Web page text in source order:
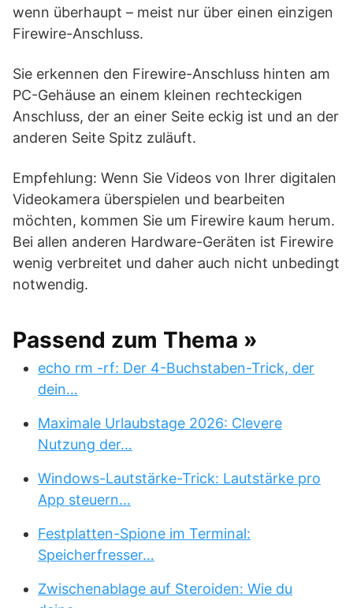
wenn überhaupt – meist nur über einen einzigen
Firewire-Anschluss.
Sie erkennen den Firewire-Anschluss hinten am
PC-Gehäuse an einem kleinen rechteckigen
Anschluss, der an einer Seite eckig ist und an der
anderen Seite Spitz zuläuft.
Empfehlung: Wenn Sie Videos von Ihrer digitalen
Videokamera überspielen und bearbeiten
möchten, kommen Sie um Firewire kaum herum.
Bei allen anderen Hardware-Geräten ist Firewire
wenig verbreitet und daher auch nicht unbedingt
notwendig.
Passend zum Thema »
echo rm -rf: Der 4-Buchstaben-Trick, der
dein…
Maximale Urlaubstage 2026: Clevere
Nutzung der…
Windows-Lautstärke-Trick: Lautstärke pro
App steuern…
Festplatten-Spione im Terminal:
Speicherfresser…
Zwischenablage auf Steroiden: Wie du